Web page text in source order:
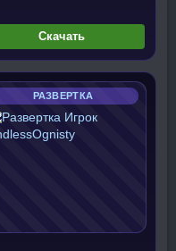
Скачать
РАЗВЕРТКА